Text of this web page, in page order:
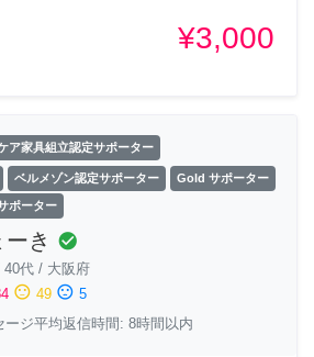
¥3,000
ア家具組立認定サポーター
ベルメゾン認定サポーター Gold サポーター
ポーター
ーき check_circle
40代 / 大阪府
sentiment_neutral 49 sentiment_dissatisfied 5
ージ平均返信時間: 8時間以内